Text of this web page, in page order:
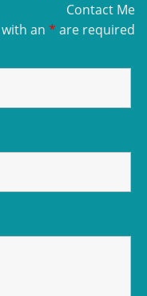
Contact Me
an * are required